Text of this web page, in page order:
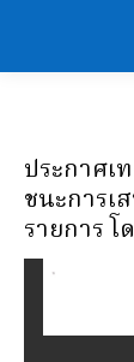
ประกาศเ
ชนะการเ
รายการ โ